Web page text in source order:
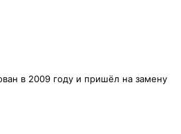
в 2009 году и пришёл на замену